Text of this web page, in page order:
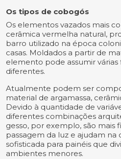
Os tipos de cobogós
Os elementos vazados mais
cerâmica vermelha natural,
barro utilizado na época
casas. Moldados a partir de
elemento pode assumir
diferentes.
Atualmente podem ser
material de argamassa,
Devido à quantidade de
diferentes combinações
gesso, por exemplo, são
passagem da luz e ajudam na
sofisticada para painéis que
ambientes menores.